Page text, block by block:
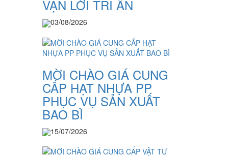
VẠN LỜI TRI ÂN
03/08/2026
MỜI CHÀO GIÁ CUNG
CẤP HẠT NHỰA PP
PHỤC VỤ SẢN XUẤT
BAO BÌ
15/07/2026